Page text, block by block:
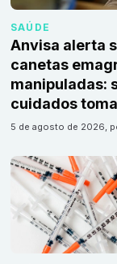
SAÚDE
Anvisa alerta
canetas
manipuladas:
cuidados
5 de agosto de 2026,